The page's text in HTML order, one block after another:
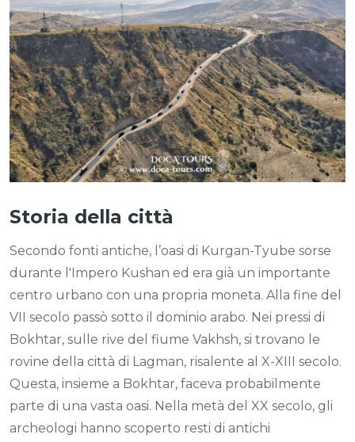
Storia della città
Secondo fonti antiche, l’oasi di Kurgan-Tyube sorse
durante l'Impero Kushan ed era già un importante
centro urbano con una propria moneta. Alla fine del
VII secolo passò sotto il dominio arabo. Nei pressi di
Bokhtar, sulle rive del fiume Vakhsh, si trovano le
rovine della città di Lagman, risalente al X-XIII secolo.
Questa, insieme a Bokhtar, faceva probabilmente
parte di una vasta oasi. Nella metà del XX secolo, gli
archeologi hanno scoperto resti di antichi